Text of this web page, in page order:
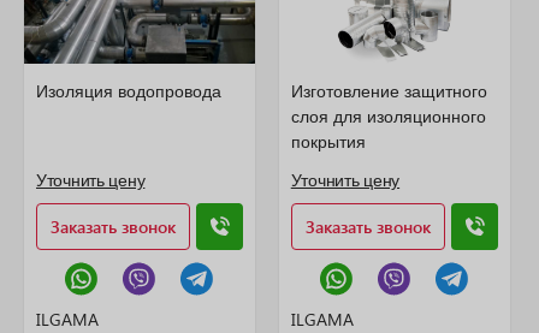
Изоляция водопровода
Уточнить цену
Заказать звонок
ILGAMA
Изготовление защитного
слоя для изоляционного
покрытия
Уточнить цену
Заказать звонок
ILGAMA